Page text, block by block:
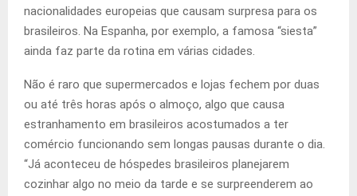
nacionalidades europeias que causam surpresa para os
brasileiros. Na Espanha, por exemplo, a famosa “siesta”
ainda faz parte da rotina em várias cidades.
Não é raro que supermercados e lojas fechem por duas
ou até três horas após o almoço, algo que causa
estranhamento em brasileiros acostumados a ter
comércio funcionando sem longas pausas durante o dia.
“Já aconteceu de hóspedes brasileiros planejarem
cozinhar algo no meio da tarde e se surpreenderem ao